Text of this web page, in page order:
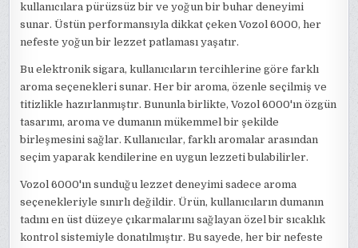
kullanıcılara pürüzsüz bir ve yoğun bir buhar deneyimi
sunar. Üstün performansıyla dikkat çeken Vozol 6000, her
nefeste yoğun bir lezzet patlaması yaşatır.
Bu elektronik sigara, kullanıcıların tercihlerine göre farklı
aroma seçenekleri sunar. Her bir aroma, özenle seçilmiş ve
titizlikle hazırlanmıştır. Bununla birlikte, Vozol 6000'ın özgün
tasarımı, aroma ve dumanın mükemmel bir şekilde
birleşmesini sağlar. Kullanıcılar, farklı aromalar arasından
seçim yaparak kendilerine en uygun lezzeti bulabilirler.
Vozol 6000'ın sunduğu lezzet deneyimi sadece aroma
seçenekleriyle sınırlı değildir. Ürün, kullanıcıların dumanın
tadını en üst düzeye çıkarmalarını sağlayan özel bir sıcaklık
kontrol sistemiyle donatılmıştır. Bu sayede, her bir nefeste